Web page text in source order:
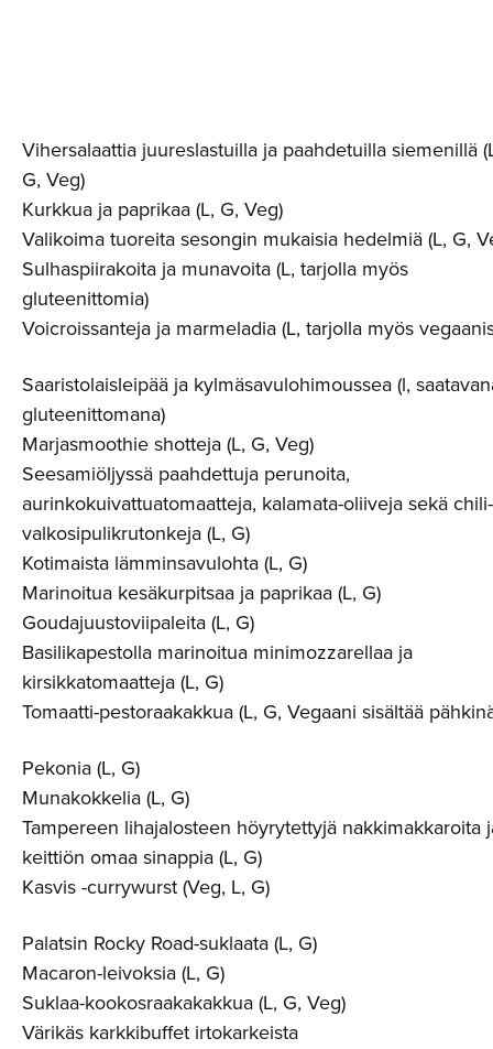
Vihersalaattia juureslastuilla ja paahdetuilla siemenillä
G, Veg)
Kurkkua ja paprikaa (L, G, Veg)
Valikoima tuoreita sesongin mukaisia hedelmiä (L, G,
Sulhaspiirakoita ja munavoita (L, tarjolla myös
gluteenittomia)
Voicroissanteja ja marmeladia (L, tarjolla myös
Saaristolaisleipää ja kylmäsavulohimoussea (l,
gluteenittomana)
Marjasmoothie shotteja (L, G, Veg)
Seesamiöljyssä paahdettuja perunoita,
aurinkokuivattuatomaatteja, kalamata-oliiveja sekä chili-
valkosipulikrutonkeja (L, G)
Kotimaista lämminsavulohta (L, G)
Marinoitua kesäkurpitsaa ja paprikaa (L, G)
Goudajuustoviipaleita (L, G)
Basilikapestolla marinoitua minimozzarellaa ja
kirsikkatomaatteja (L, G)
Tomaatti-pestoraakakkua (L, G, Vegaani sisältää
Pekonia (L, G)
Munakokkelia (L, G)
Tampereen lihajalosteen höyrytettyjä nakkimakkaroita
keittiön omaa sinappia (L, G)
Kasvis -currywurst (Veg, L, G)
Palatsin Rocky Road-suklaata (L, G)
Macaron-leivoksia (L, G)
Suklaa-kookosraakakakkua (L, G, Veg)
Värikäs karkkibuffet irtokarkeista